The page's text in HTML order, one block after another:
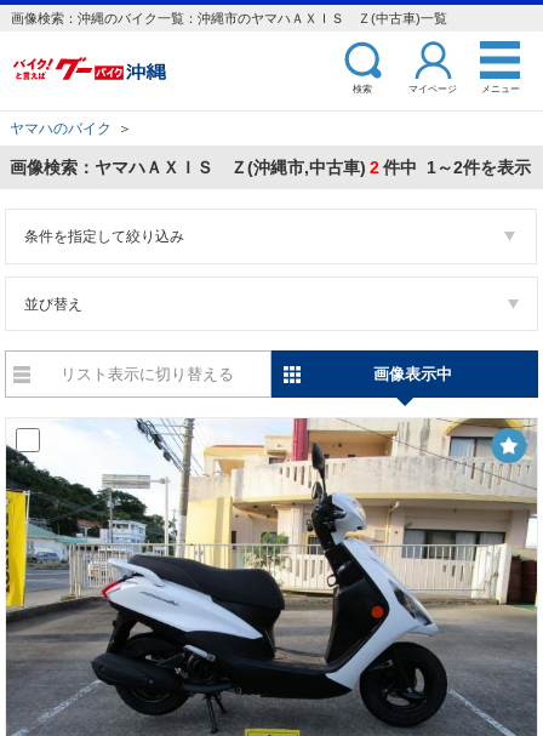
画像検索：沖縄のバイク一覧：沖縄市のヤマハＡＸＩＳ Ｚ(中古車)一覧
検索 マイページ メニュー
ヤマハのバイク ＞
画像検索：ヤマハＡＸＩＳ Ｚ(沖縄市,中古車) 2件中 1～2件を表示
条件を指定して絞り込み
並び替え
リスト表示に切り替える 画像表示中